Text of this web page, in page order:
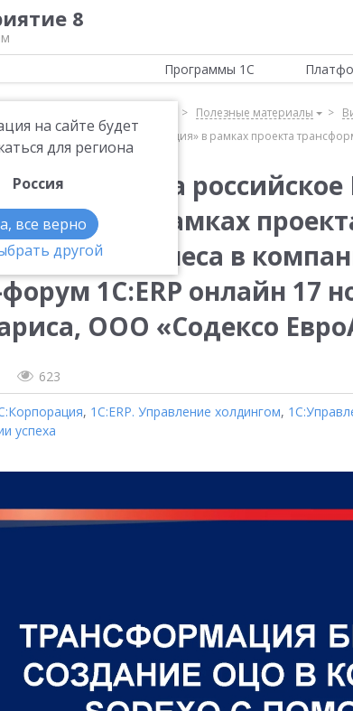
8
на сайте будет
для региона
Россия
все верно
другой
Программы 1С
Полезные материалы
российское ПО «1С:Корпорация» в рамках проекта
ЕвроАзия»)
переход на
в рамках
бизнеса в
1С:ERP онлайн 17
ООО «Содексо
623
, 1С:ERP. Управление холдингом,
успеха